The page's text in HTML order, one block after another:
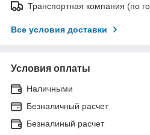
Транспортная компания (по
Все условия доставки
Условия оплаты
Наличными
Безналичный расчет
Безналиный расчет